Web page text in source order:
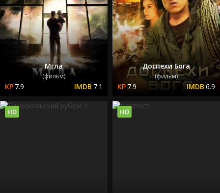
Мгла
(фильм)
7.9 7.1
Доспехи Бога
(фильм)
7.9 6.9
HD HD